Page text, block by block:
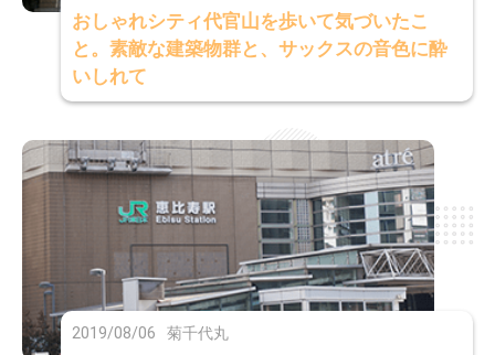
おしゃれシティ代官山を歩いて気づいたこ
と。素敵な建築物群と、サックスの音色に酔
いしれて
2019/08/06 菊千代丸